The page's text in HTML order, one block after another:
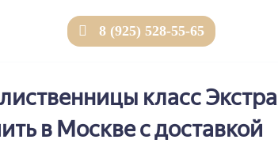
8 (925) 528-55-65
класс Экстра
в Москве с доставкой